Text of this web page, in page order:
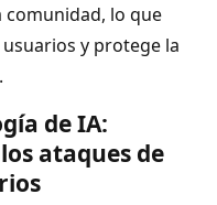
comunidad, lo que
y protege la
de IA:
ataques de